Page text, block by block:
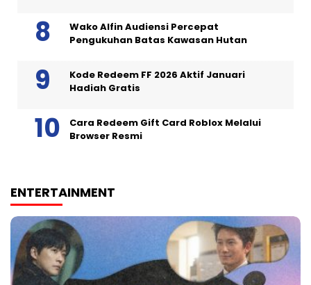
Wako Alfin Audiensi Percepat
Pengukuhan Batas Kawasan Hutan
Kode Redeem FF 2026 Aktif Januari
Hadiah Gratis
Cara Redeem Gift Card Roblox Melalui
Browser Resmi
ENTERTAINMENT